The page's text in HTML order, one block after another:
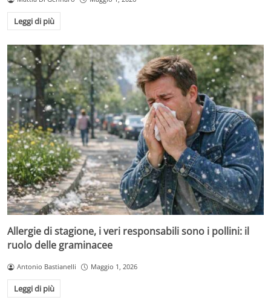
Leggi di più
Allergie di stagione, i veri responsabili sono i pollini: il
ruolo delle graminacee
Antonio Bastianelli Maggio 1, 2026
Leggi di più